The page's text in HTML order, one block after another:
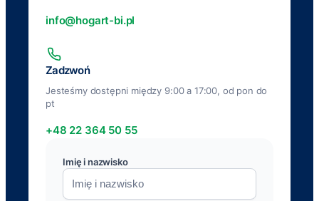
info@hogart-bi.pl
Zadzwoń
Jesteśmy dostępni między 9:00 a 17:00, od pon do
pt
+48 22 364 50 55
Imię i nazwisko